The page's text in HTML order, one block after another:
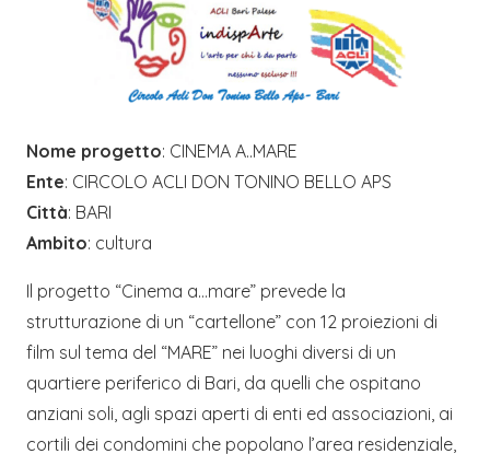
Nome progetto: CINEMA A..MARE
Ente: CIRCOLO ACLI DON TONINO BELLO APS
Città: BARI
Ambito: cultura
Il progetto “Cinema a…mare” prevede la
strutturazione di un “cartellone” con 12 proiezioni di
film sul tema del “MARE” nei luoghi diversi di un
quartiere periferico di Bari, da quelli che ospitano
anziani soli, agli spazi aperti di enti ed associazioni, ai
cortili dei condomini che popolano l’area residenziale,